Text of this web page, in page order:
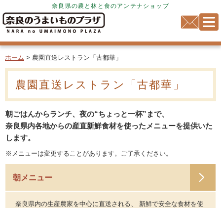
奈良県の農と林と食のアンテナショップ
ホーム > 農園直送レストラン「古都華」
農園直送レストラン「古都華」
朝ごはんからランチ、夜の“ちょっと一杯”まで、
奈良県内各地からの産直新鮮食材を使ったメニューを提供いた
します。
※メニューは変更することがあります。ご了承ください。
朝メニュー
奈良県内の生産農家を中心に直送される、 新鮮で安全な食材を使